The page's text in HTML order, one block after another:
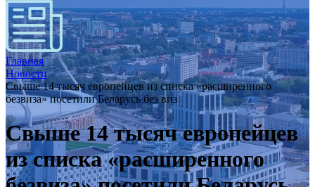
Главная
Новости
Свыше 14 тысяч европейцев из списка «расширенного
безвиза» посетили Беларусь без виз
Свыше 14 тысяч европейцев
из списка «расширенного